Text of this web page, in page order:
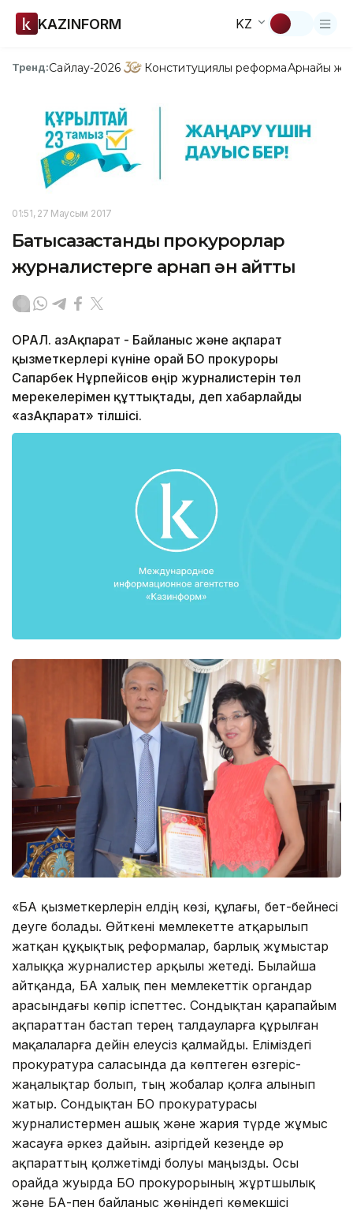
KAZINFORM KZ
Тренд:Сайлау-2026 Конституциялық реформаАрнайы
01:51, 27 Маусым 2017
Батысқазақстандық прокурорлар
журналистерге арнап ән айтты
ОРАЛ. ҚазАқпарат - Байланыс және ақпарат
қызметкерлері күніне орай БҚО прокуроры
Сапарбек Нұрпейісов өңір журналистерін төл
мерекелерімен құттықтады, деп хабарлайды
«ҚазАқпарат» тілшісі.
«БАҚ қызметкерлерін елдің көзі, құлағы, бет-бейнесі
деуге болады. Өйткені мемлекетте атқарылып
жатқан құқықтық реформалар, барлық жұмыстар
халыққа журналистер арқылы жетеді. Былайша
айтқанда, БАҚ халық пен мемлекеттік органдар
арасындағы көпір іспеттес. Сондықтан қарапайым
ақпараттан бастап терең талдауларға құрылған
мақалаларға дейін елеусіз қалмайды. Еліміздегі
прокуратура саласында да көптеген өзгеріс-
жаңалықтар болып, тың жобалар қолға алынып
жатыр. Сондықтан БҚО прокуратурасы
журналистермен ашық және жария түрде жұмыс
жасауға әркез дайын. Қазіргідей кезеңде әр
ақпараттың қолжетімді болуы маңызды. Осы
орайда жуырда БҚО прокурорының жұртшылық
және БАҚ-пен байланыс жөніндегі көмекшісі